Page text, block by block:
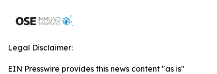
Legal Disclaimer:
EIN Presswire provides this news content "as is"